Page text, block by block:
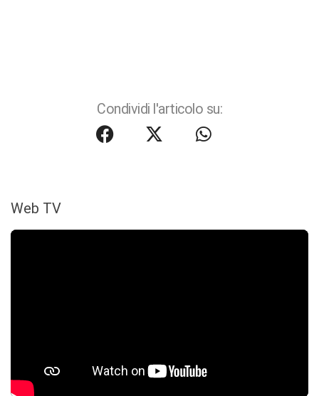
Condividi l'articolo su:
Web TV